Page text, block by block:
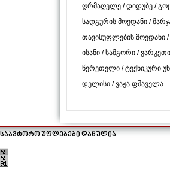
ღრმაღელე /დიდუბე /
სადგურის მოედანი /
თავისუფლების მოედანი /
ისანი /სამგორი /
წერეთელი /ტექნიკური
დელისი /ვაჟა ფშაველა
/ საავტორო უფლებები დაცულია